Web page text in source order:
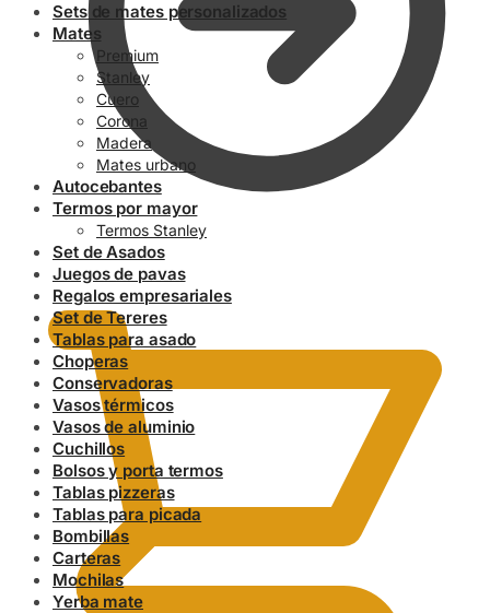
0.00 $
Sets de mates personalizados
Mates
Premium
Stanley
Cuero
Corona
Madera
Mates urbano
Autocebantes
Termos por mayor
Termos Stanley
Set de Asados
Juegos de pavas
Regalos empresariales
Set de Tereres
Tablas para asado
Choperas
Conservadoras
Vasos térmicos
Vasos de aluminio
Cuchillos
Bolsos y porta termos
Tablas pizzeras
Tablas para picada
Bombillas
Carteras
Mochilas
Yerba mate